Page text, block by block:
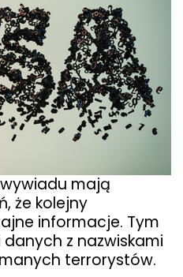
wywiadu mają
że kolejny
informacje. Tym
z nazwiskami
terrorystów.